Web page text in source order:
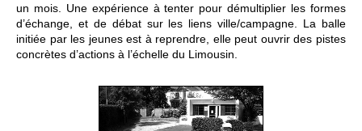
un mois. Une expérience à tenter pour démultiplier les formes
d’échange, et de débat sur les liens ville/campagne. La balle
initiée par les jeunes est à reprendre, elle peut ouvrir des pistes
concrètes d’actions à l’échelle du Limousin.